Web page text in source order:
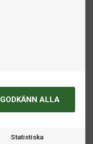
GODKÄNN ALLA
Statistiska